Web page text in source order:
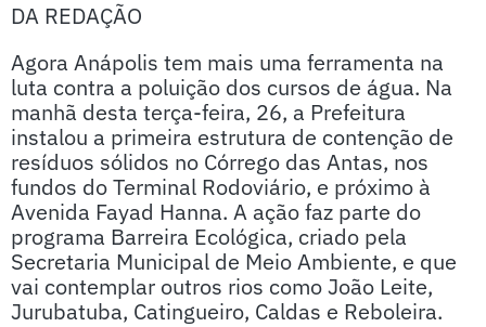
DA REDAÇÃO
Agora Anápolis tem mais uma ferramenta na
luta contra a poluição dos cursos de água. Na
manhã desta terça-feira, 26, a Prefeitura
instalou a primeira estrutura de contenção de
resíduos sólidos no Córrego das Antas, nos
fundos do Terminal Rodoviário, e próximo à
Avenida Fayad Hanna. A ação faz parte do
programa Barreira Ecológica, criado pela
Secretaria Municipal de Meio Ambiente, e que
vai contemplar outros rios como João Leite,
Jurubatuba, Catingueiro, Caldas e Reboleira.